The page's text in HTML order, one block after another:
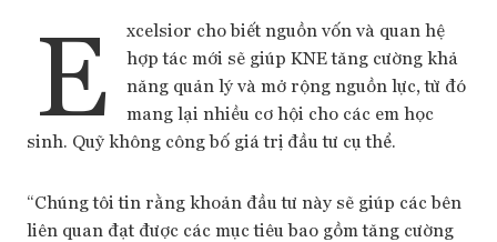
E
xcelsior cho biết nguồn vốn và quan hệ
hợp tác mới sẽ giúp KNE tăng cường khả
năng quản lý và mở rộng nguồn lực, từ đó
mang lại nhiều cơ hội cho các em học
sinh. Quỹ không công bố giá trị đầu tư cụ thể.
“Chúng tôi tin rằng khoản đầu tư này sẽ giúp các bên
liên quan đạt được các mục tiêu bao gồm tăng cường